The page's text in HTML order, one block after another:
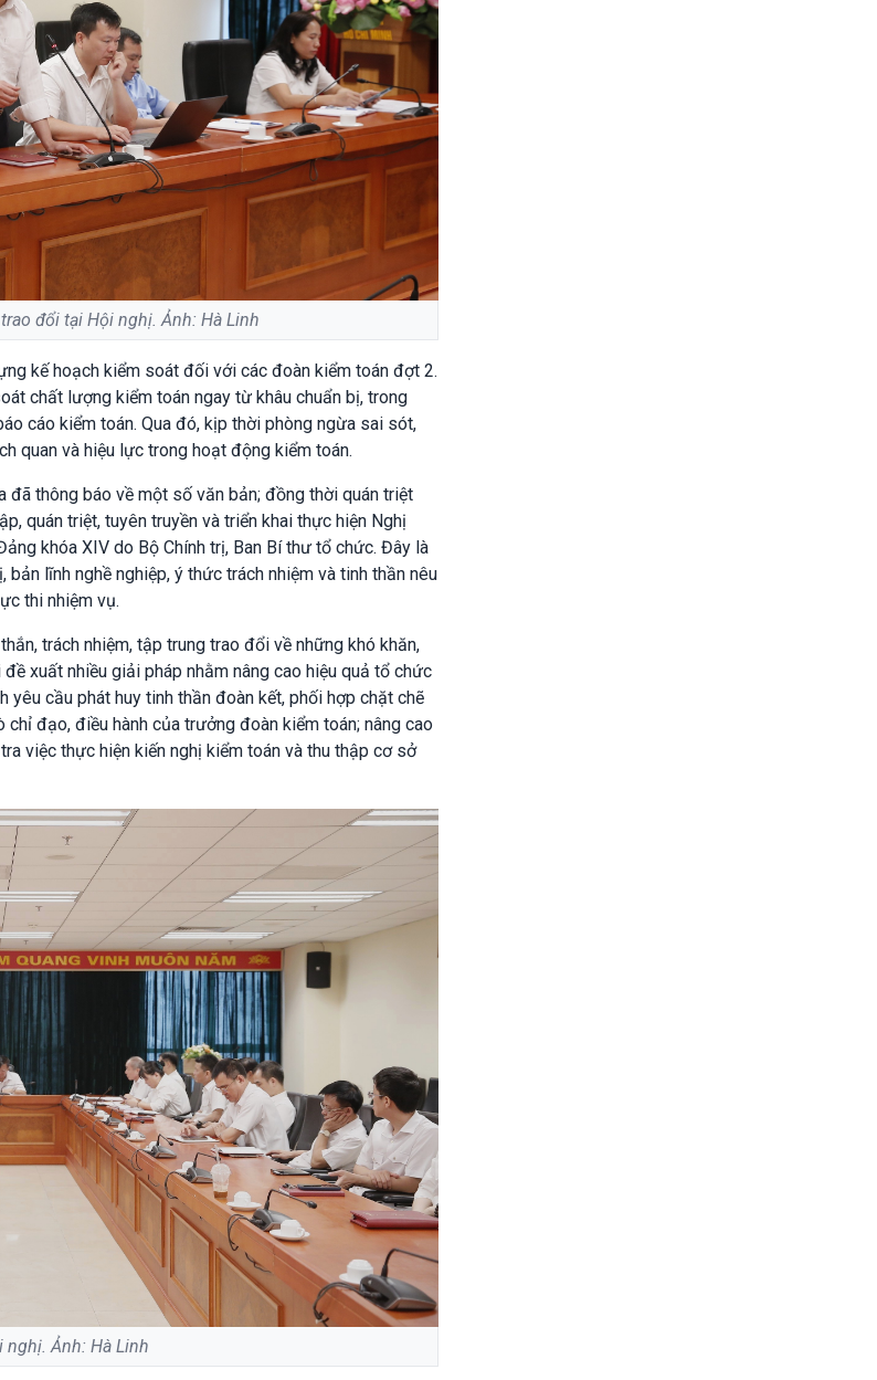
đổi tại Hội nghị. Ảnh: Hà Linh
kế hoạch kiểm soát đối với các đoàn kiểm toán đợt 2.
chất lượng kiểm toán ngay từ khâu chuẩn bị, trong
cáo kiểm toán. Qua đó, kịp thời phòng ngừa sai sót,
quan và hiệu lực trong hoạt động kiểm toán.
đã thông báo về một số văn bản; đồng thời quán triệt
quán triệt, tuyên truyền và triển khai thực hiện Nghị
khóa XIV do Bộ Chính trị, Ban Bí thư tổ chức. Đây là
lĩnh nghề nghiệp, ý thức trách nhiệm và tinh thần nêu
thi nhiệm vụ.
trách nhiệm, tập trung trao đổi về những khó khăn,
xuất nhiều giải pháp nhằm nâng cao hiệu quả tổ chức
yêu cầu phát huy tinh thần đoàn kết, phối hợp chặt chẽ
đạo, điều hành của trưởng đoàn kiểm toán; nâng cao
việc thực hiện kiến nghị kiểm toán và thu thập cơ sở
nghị. Ảnh: Hà Linh